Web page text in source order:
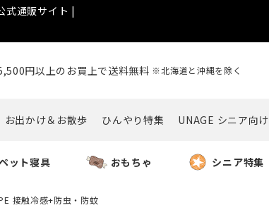
式通販サイト |
円以上のお買上で送料無料 ※北海道と沖縄を除く
お出かけ＆お散歩 ひんやり特集 UNAGE シニア向け
ット寝具 おもちゃ シニア特集
接触冷感+防虫・防蚊